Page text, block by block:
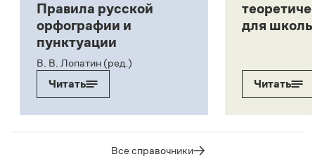
Правила русской
орфографии и
пунктуации
В. В. Лопатин (ред.)
Читать
для
Читать
Все справочники